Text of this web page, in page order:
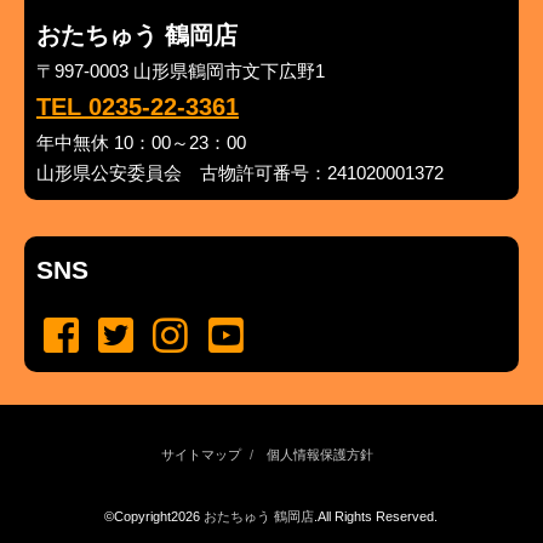
おたちゅう 鶴岡店
〒997-0003 山形県鶴岡市文下広野1
TEL 0235-22-3361
年中無休 10：00～23：00
山形県公安委員会 古物許可番号：241020001372
SNS
サイトマップ 個人情報保護方針
©Copyright2026 おたちゅう 鶴岡店 .All Rights Reserved.